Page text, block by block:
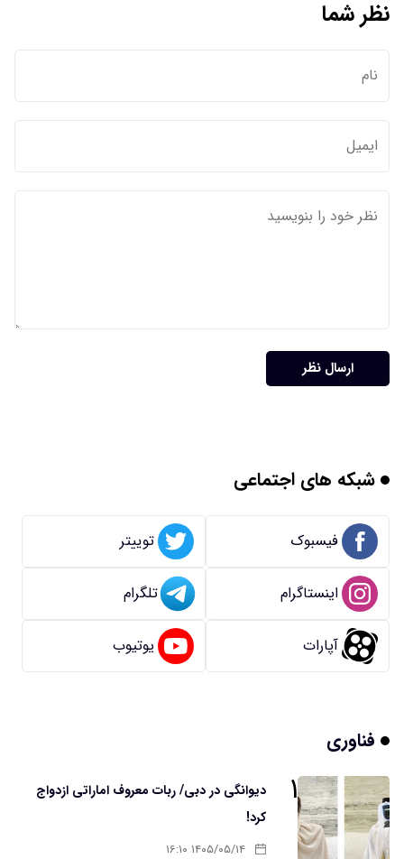
نظر شما
ارسال نظر
شبکه های اجتماعی
فیسبوک توییتر
اینستاگرام تلگرام
آپارات یوتیوب
فناوری
۱
دیوانگی در دبی/ ربات معروف اماراتی ازدواج
کرد!
۱۴۰۵/۰۵/۱۴ ۱۶:۱۰